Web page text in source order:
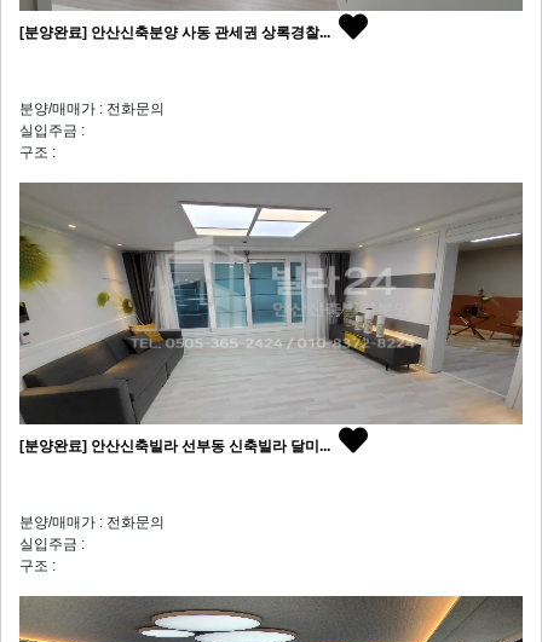
[분양완료] 안산신축분양 사동 관세권 상록경찰...
분양/매매가 : 전화문의
실입주금 :
구조 :
[분양완료] 안산신축빌라 선부동 신축빌라 달미...
분양/매매가 : 전화문의
실입주금 :
구조 :